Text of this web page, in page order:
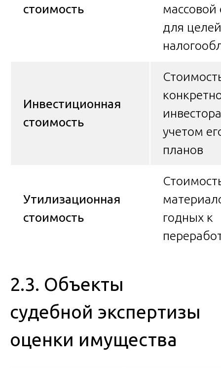
стоимость
массовой
для целей
Инвестиционная
стоимость
учетом
планов
Утилизационная
стоимость
годных к
2.3. Объекты
судебной экспертизы
оценки имущества